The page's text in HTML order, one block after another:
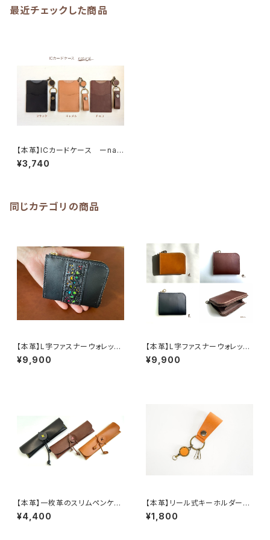
最近チェックした商品
【本革】ICカードケース ーnat
uralー《受注生産》
¥3,740
同じカテゴリの商品
【本革】L字ファスナーウォレット
《受注生産》
¥9,900
【本革】L字ファスナーウォレッ
ト ーnaturalー《受注生産》
¥9,900
【本革】一枚革のスリムペンケー
ス《受注生産》
¥4,400
【本革】リール式キーホルダー＊
nobi-ru＊ ***(ご希望で刻印
入り)***
¥1,800